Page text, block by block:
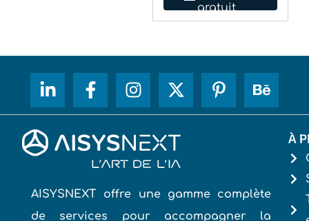
AISYSNEXT offre une gamme complète
de services pour accompagner la
transformation numérique des
À